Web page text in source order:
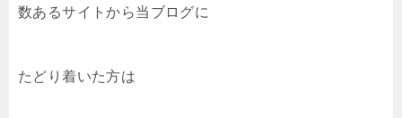
数あるサイトから当ブログに
たどり着いた方は